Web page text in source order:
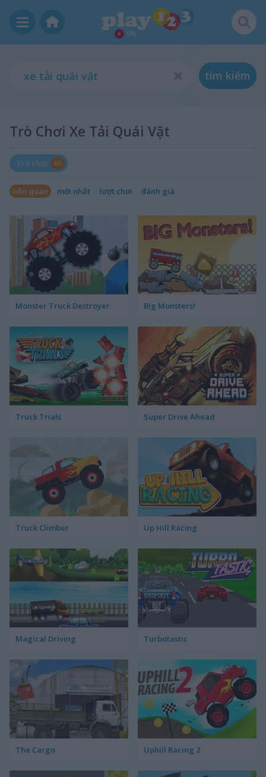
VN
tìm kiếm
Trò Chơi Xe Tải Quái Vật
Trò chơi 60
liên quan mới nhất lượt chơi đánh giá
Monster Truck Destroyer Big Monsters!
Truck Trials Super Drive Ahead
Truck Climber Up Hill Racing
Magical Driving Turbotastic
The Cargo Uphill Racing 2